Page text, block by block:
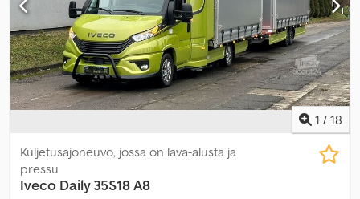
1 / 18
Kuljetusajoneuvo, jossa on lava-alusta ja
pressu
Iveco Daily 35S18 A8